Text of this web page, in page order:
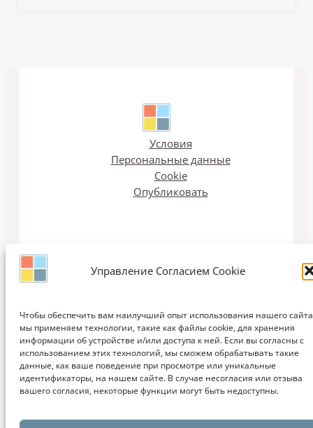
Управление Согласием Cookie
Чтобы обеспечить вам наилучший опыт использования нашего
мы применяем технологии, такие как файлы cookie, для хранения
информации об устройстве и/или доступа к ней. Если вы согласны с
использованием этих технологий, мы сможем обрабатывать такие
данные, как ваше поведение при просмотре или уникальные
идентификаторы, на нашем сайте. В случае несогласия или отзыва
вашего согласия, некоторые функции могут быть недоступны.
Условия
Персональные данные
Cookie
Опубликовать
Email рассылка
Copyright © 2011-2026 ЗАПИСКИ ДИЗАЙНЕРА | Дизайн, Интерьеры,
Кухни, Мебель, Идеи, Мода, Проектирование, Обучение